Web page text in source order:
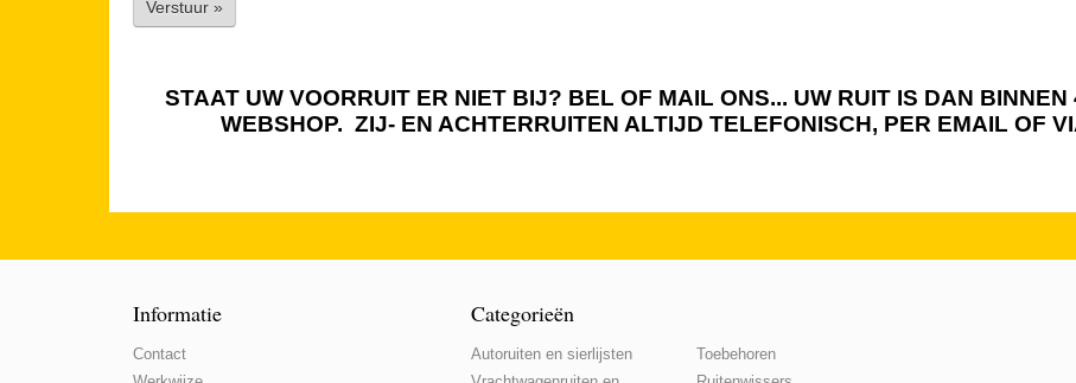
Verstuur »
STAAT UW VOORRUIT ER NIET BIJ? BEL OF MAIL ONS... UW RUIT IS DAN
WEBSHOP. ZIJ- EN ACHTERRUITEN ALTIJD TELEFONISCH, PER EMAIL OF
Informatie
Contact
Categorieën
Autoruiten en sierlijsten
Toebehoren